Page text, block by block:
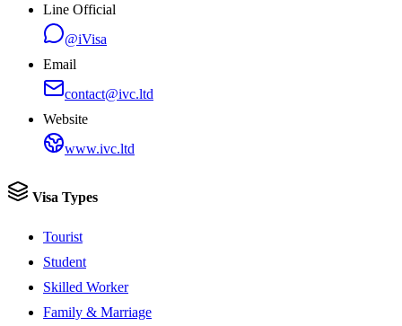
Line Official
@iVisa
Email
contact@ivc.ltd
Website
www.ivc.ltd
Visa Types
Tourist
Student
Skilled Worker
Family & Marriage